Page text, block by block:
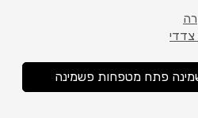
צדדי
פתח מטפחות פשמינה